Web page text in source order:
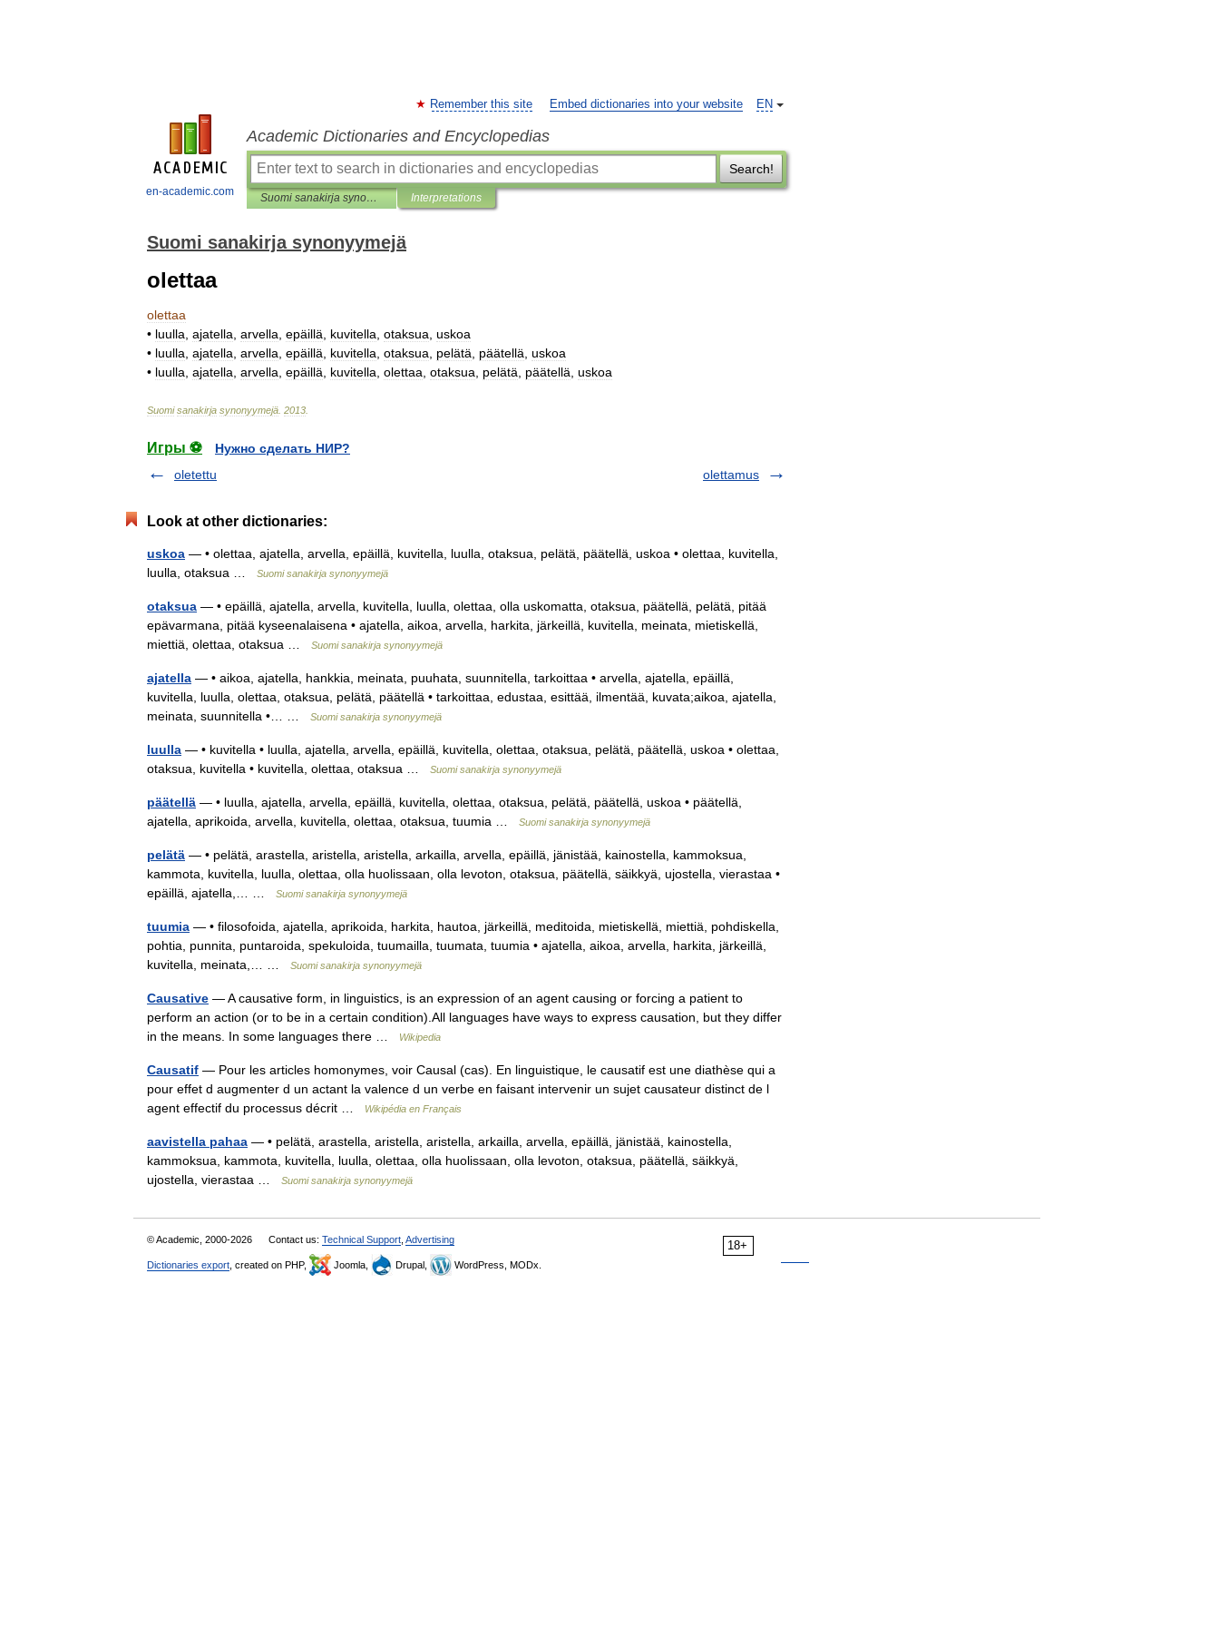
en-academic.com
EN
Remember this site Embed dictionaries into your website
Academic Dictionaries and Encyclopedias
Search!
Suomi sanakirja synonyymejä Interpretations
Suomi sanakirja synonyymejä
olettaa
olettaa
• luulla ajatella arvella epäillä kuvitella otaksua uskoa
• luulla ajatella arvella epäillä kuvitella otaksua pelätä päätellä uskoa
• luulla ajatella arvella epäillä kuvitella olettaa otaksua pelätä päätellä uskoa
Suomi sanakirja synonyymejä 2013
Игры ⚽
Нужно сделать НИР?
oletettu
olettamus
Look at other dictionaries:
uskoa — • olettaa, ajatella, arvella, epäillä, kuvitella, luulla, otaksua, pelätä, päätellä, uskoa • olettaa, kuvitella,
luulla, otaksua …
Suomi sanakirja synonyymejä
otaksua — • epäillä, ajatella, arvella, kuvitella, luulla, olettaa, olla uskomatta, otaksua, päätellä, pelätä, pitää
epävarmana, pitää kyseenalaisena • ajatella, aikoa, arvella, harkita, järkeillä, kuvitella, meinata, mietiskellä,
miettiä, olettaa, otaksua …
Suomi sanakirja synonyymejä
ajatella — • aikoa, ajatella, hankkia, meinata, puuhata, suunnitella, tarkoittaa • arvella, ajatella, epäillä,
kuvitella, luulla, olettaa, otaksua, pelätä, päätellä • tarkoittaa, edustaa, esittää, ilmentää, kuvata;aikoa, ajatella,
meinata, suunnitella •… …
Suomi sanakirja synonyymejä
luulla — • kuvitella • luulla, ajatella, arvella, epäillä, kuvitella, olettaa, otaksua, pelätä, päätellä, uskoa • olettaa,
otaksua, kuvitella • kuvitella, olettaa, otaksua …
Suomi sanakirja synonyymejä
päätellä — • luulla, ajatella, arvella, epäillä, kuvitella, olettaa, otaksua, pelätä, päätellä, uskoa • päätellä,
ajatella, aprikoida, arvella, kuvitella, olettaa, otaksua, tuumia …
Suomi sanakirja synonyymejä
pelätä — • pelätä, arastella, aristella, aristella, arkailla, arvella, epäillä, jänistää, kainostella, kammoksua,
kammota, kuvitella, luulla, olettaa, olla huolissaan, olla levoton, otaksua, päätellä, säikkyä, ujostella, vierastaa •
epäillä, ajatella,… …
Suomi sanakirja synonyymejä
tuumia — • filosofoida, ajatella, aprikoida, harkita, hautoa, järkeillä, meditoida, mietiskellä, miettiä, pohdiskella,
pohtia, punnita, puntaroida, spekuloida, tuumailla, tuumata, tuumia • ajatella, aikoa, arvella, harkita, järkeillä,
kuvitella, meinata,… …
Suomi sanakirja synonyymejä
Causative — A causative form, in linguistics, is an expression of an agent causing or forcing a patient to
perform an action (or to be in a certain condition).All languages have ways to express causation, but they differ
in the means. In some languages there …
Wikipedia
Causatif — Pour les articles homonymes, voir Causal (cas). En linguistique, le causatif est une diathèse qui a
pour effet d augmenter d un actant la valence d un verbe en faisant intervenir un sujet causateur distinct de l
agent effectif du processus décrit …
Wikipédia en Français
aavistella pahaa — • pelätä, arastella, aristella, aristella, arkailla, arvella, epäillä, jänistää, kainostella,
kammoksua, kammota, kuvitella, luulla, olettaa, olla huolissaan, olla levoton, otaksua, päätellä, säikkyä,
ujostella, vierastaa …
Suomi sanakirja synonyymejä
18+
© Academic, 2000-2026 Contact us: Technical Support Advertising
Dictionaries export , created on PHP, Joomla, Drupal, WordPress, MODx.